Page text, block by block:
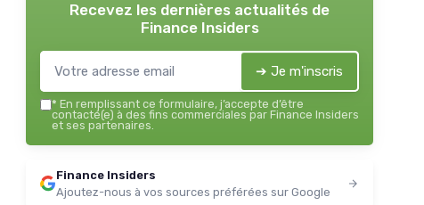
Recevez les dernières actualités de
Finance Insiders
➔ Je m'inscris
* En remplissant ce formulaire, j’accepte d’être
contacté(e) à des fins commerciales par Finance Insiders
et ses partenaires.
Finance Insiders
Ajoutez-nous à vos sources préférées sur Google